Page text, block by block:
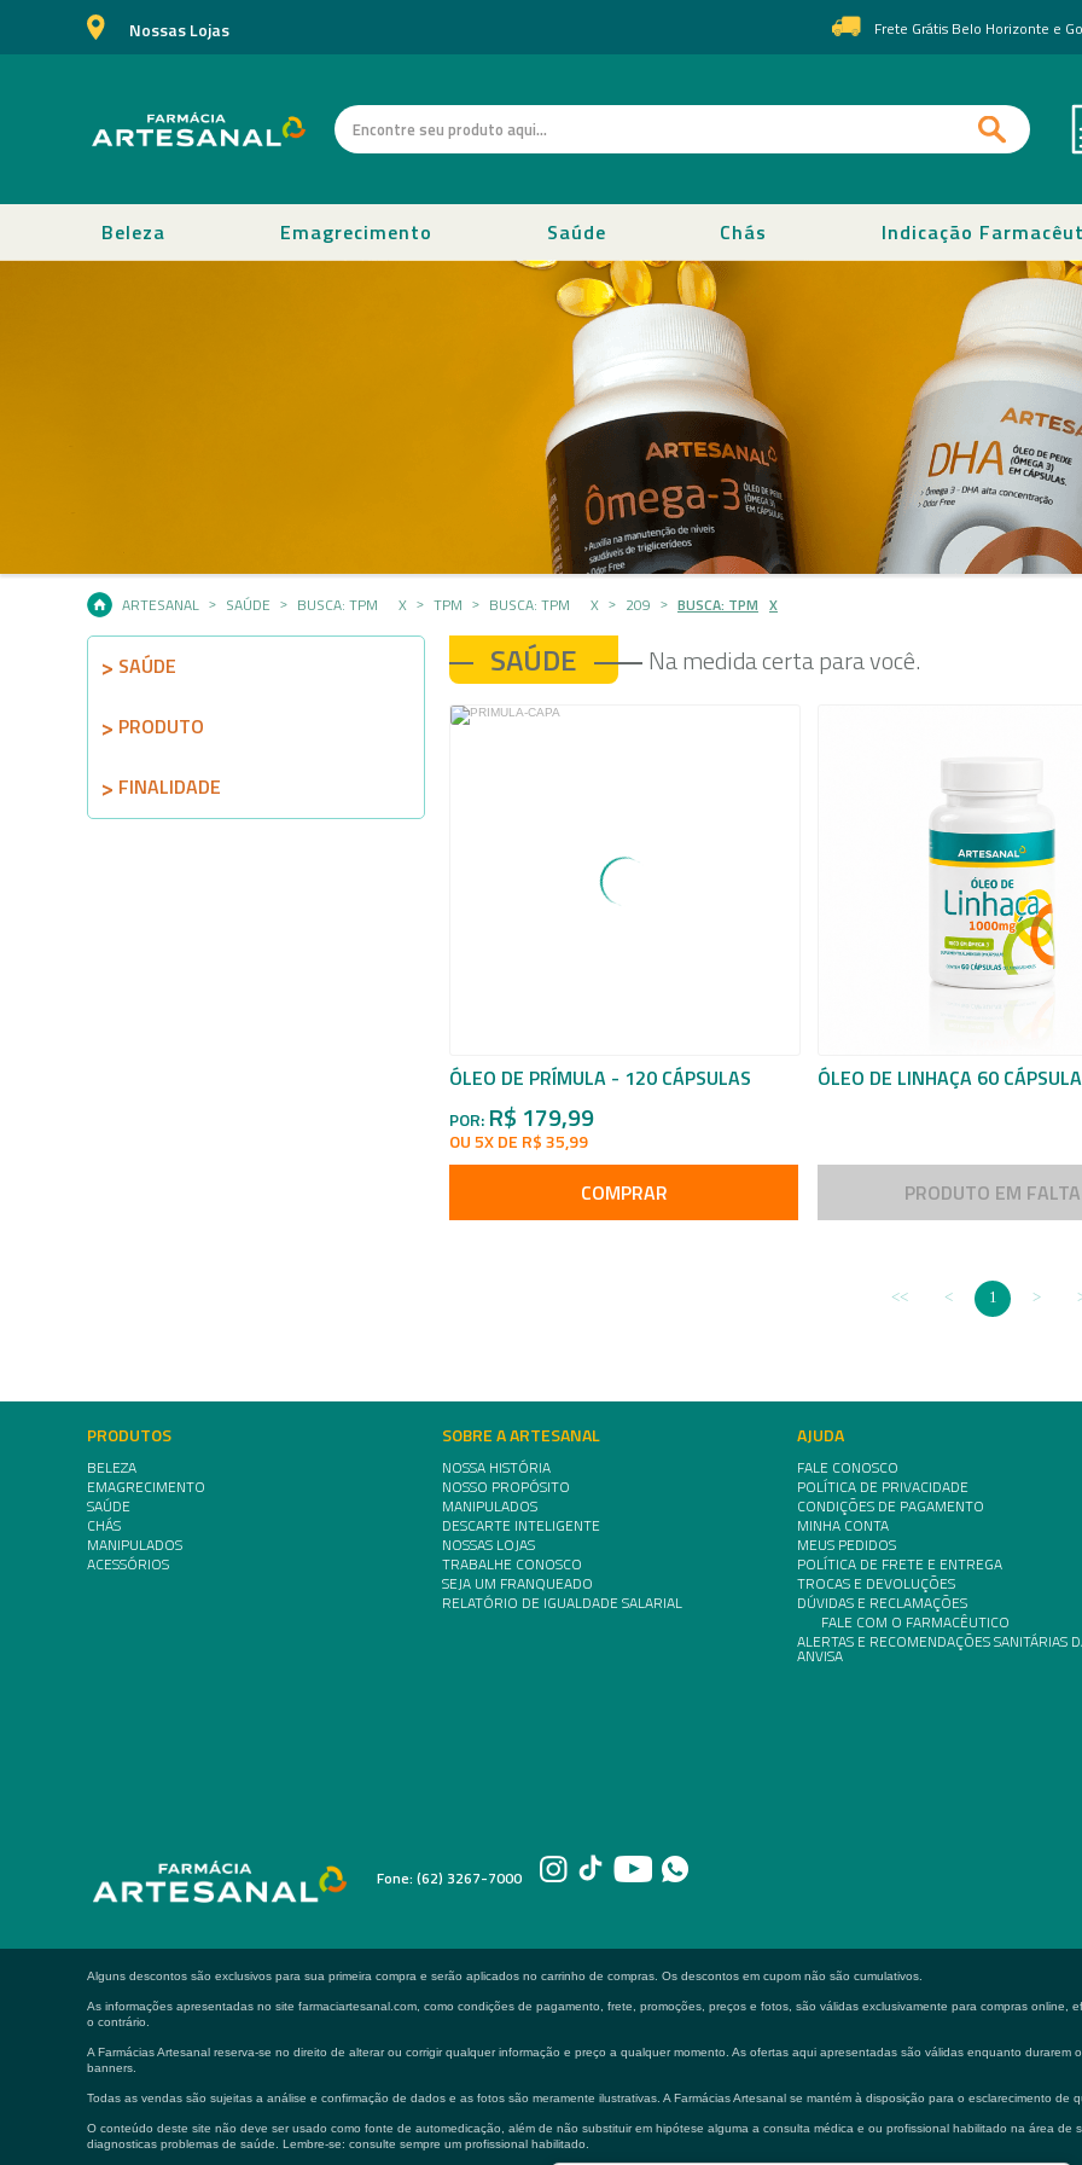
Nossas Lojas Frete Grátis Belo Horizonte e
Beleza Emagrecimento Saúde Chás Indicação
ARTESANAL SAÚDE BUSCA: TPM X TPM BUSCA: TPM X 209 BUSCA: TPM X
SAÚDE
PRODUTO
FINALIDADE
SAÚDE Na medida certa para você.
ÓLEO DE PRÍMULA - 120 CÁPSULAS
POR: R$ 179,99
OU 5X DE R$ 35,99
COMPRAR
ÓLEO DE LINHAÇA 60
PRODUTO EM FALTA
1
PRODUTOS
BELEZA
EMAGRECIMENTO
SAÚDE
CHÁS
MANIPULADOS
ACESSÓRIOS
SOBRE A ARTESANAL
NOSSA HISTÓRIA
NOSSO PROPÓSITO
MANIPULADOS
DESCARTE INTELIGENTE
NOSSAS LOJAS
TRABALHE CONOSCO
SEJA UM FRANQUEADO
RELATÓRIO DE IGUALDADE SALARIAL
AJUDA
FALE CONOSCO
POLÍTICA DE PRIVACIDADE
CONDIÇÕES DE PAGAMENTO
MINHA CONTA
MEUS PEDIDOS
POLÍTICA DE FRETE E ENTREGA
TROCAS E DEVOLUÇÕES
DÚVIDAS E RECLAMAÇÕES
FALE COM O FARMACÊUTICO
ALERTAS E RECOMENDAÇÕES SANITÁRIAS
ANVISA
Fone: (62) 3267-7000
Alguns descontos são exclusivos para sua primeira compra e serão aplicados no carrinho de compras. Os descontos em cupom não são cumulativos.
As informações apresentadas no site farmaciartesanal.com, como condições de pagamento, frete, promoções, preços e fotos, são válidas exclusivamente para compras online,
o contrário.
A Farmácias Artesanal reserva-se no direito de alterar ou corrigir qualquer informação e preço a qualquer momento. As ofertas aqui apresentadas são válidas enquanto
banners.
Todas as vendas são sujeitas a análise e confirmação de dados e as fotos são meramente ilustrativas. A Farmácias Artesanal se mantém à disposição para o esclarecimento de
O conteúdo deste site não deve ser usado como fonte de automedicação, além de não substituir em hipótese alguma a consulta médica e ou profissional habilitado na área
diagnosticas problemas de saúde. Lembre-se: consulte sempre um profissional habilitado.